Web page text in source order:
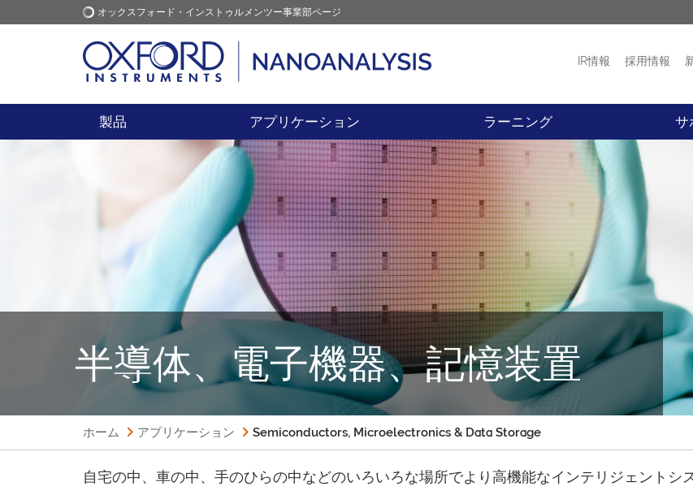
オックスフォード・インストゥルメンツー事業部ページ
オックスフォード・インス
トゥルメンツ
アプリケーション ニュース
IR情報 採用情報
製品 アプリケーション ラーニング サ
半導体、電子機器、記憶装置
ホーム アプリケーション Semiconductors, Microelectronics & Data Storage
自宅の中、車の中、手のひらの中などのいろいろな場所でより高機能なインテリジェント